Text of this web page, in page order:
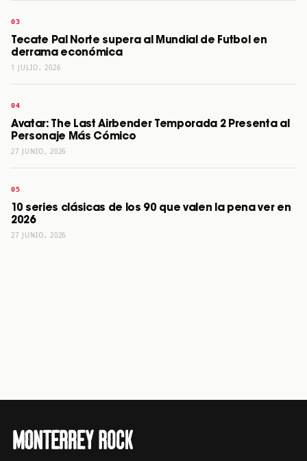
Tecate Pal Norte supera al Mundial de Futbol en
derrama económica
1 JULIO, 2026
Avatar: The Last Airbender Temporada 2 Presenta al
Personaje Más Cómico
27 JUNIO, 2026
10 series clásicas de los 90 que valen la pena ver en
2026
27 JUNIO, 2026